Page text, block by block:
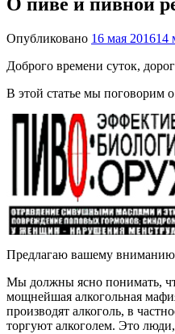
Опубликовано 16 мая 201614
Доброго времени суток,
В этой статье мы поговорим
Предлагаю вашему
Мы должны ясно понимать,
мощнейшая алкогольная
производят алкоголь, в
торгуют алкоголем. Это